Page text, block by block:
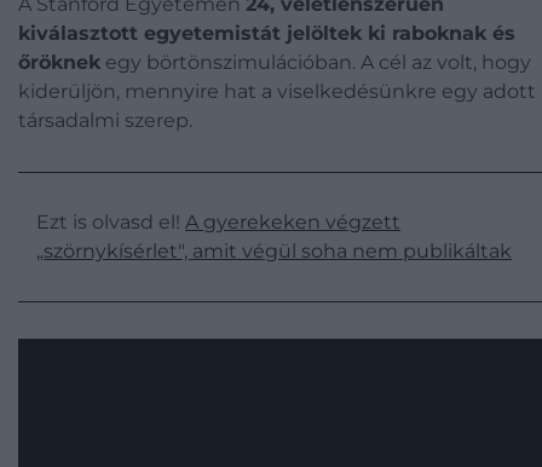
kiválasztott egyetemistát jelöltek ki raboknak és
őröknek egy börtönszimulációban. A cél az volt, hogy
kiderüljön, mennyire hat a viselkedésünkre egy adott
társadalmi szerep.
Ezt is olvasd el! A gyerekeken végzett
„szörnykísérlet", amit végül soha nem publikáltak